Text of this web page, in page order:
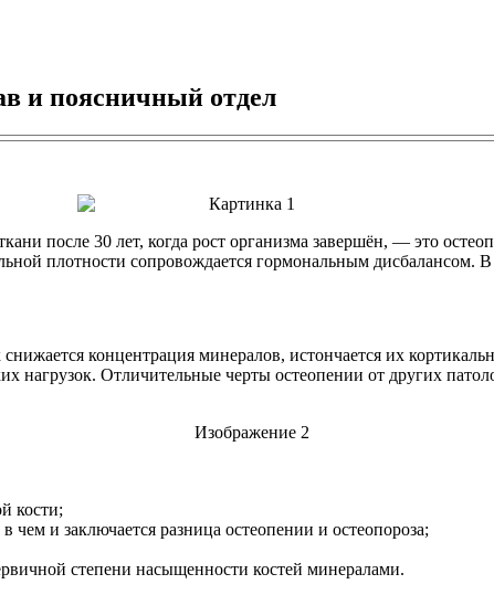
и поясничный отдел
после 30 лет, когда рост организма завершён, — это
плотности сопровождается гормональным дисбалансом.
концентрация минералов, истончается их
нагрузок. Отличительные черты остеопении от других
кости;
чем и заключается разница остеопении и остеопороза;
степени насыщенности костей минералами.